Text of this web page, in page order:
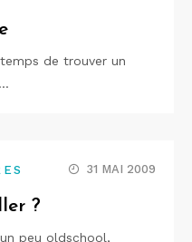
de trouver un
31 MAI 2009
?
peu oldschool,